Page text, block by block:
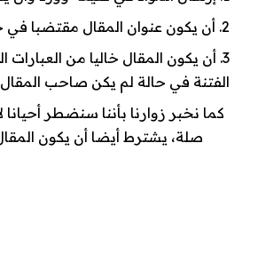
أن يكون عنوان المقال مقتضبا في حدود 4 إلى 7 كلمات
أن يكون المقال خاليا من
الفتنة في حالة لم يكن صاحب المقال
كما نخبر زوارنا بأننا سنضطر
صلة، يشترط أيضا أن يكون